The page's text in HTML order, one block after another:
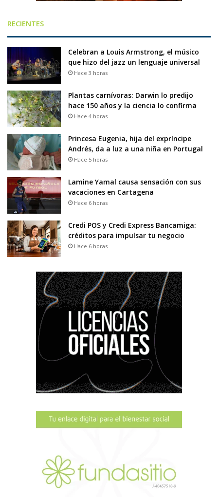
RECIENTES
Celebran a Louis Armstrong, el músico
que hizo del jazz un lenguaje universal
Hace 3 horas
Plantas carnívoras: Darwin lo predijo
hace 150 años y la ciencia lo confirma
Hace 4 horas
Princesa Eugenia, hija del expríncipe
Andrés, da a luz a una niña en Portugal
Hace 5 horas
Lamine Yamal causa sensación con sus
vacaciones en Cartagena
Hace 6 horas
Credi POS y Credi Express Bancamiga:
créditos para impulsar tu negocio
Hace 6 horas